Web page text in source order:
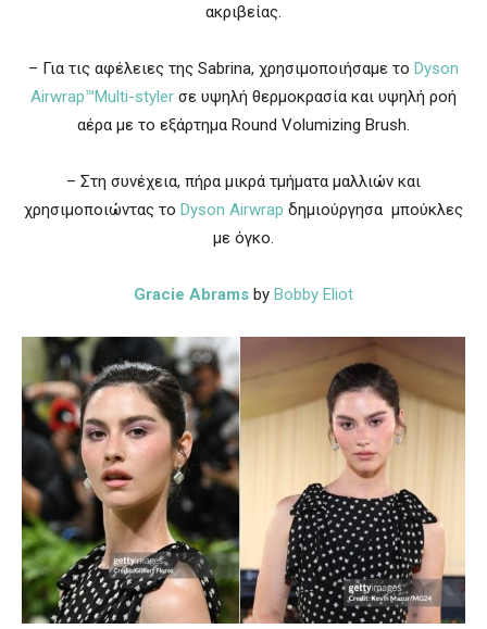
ακριβείας.
– Για τις αφέλειες της Sabrina, χρησιμοποιήσαμε το Dyson
Airwrap™Multi-styler σε υψηλή θερμοκρασία και υψηλή ροή
αέρα με το εξάρτημα Round Volumizing Brush.
– Στη συνέχεια, πήρα μικρά τμήματα μαλλιών και
χρησιμοποιώντας το Dyson Airwrap δημιούργησα μπούκλες
με όγκο.
Gracie Abrams by Bobby Eliot